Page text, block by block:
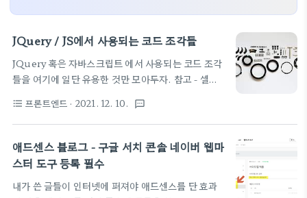
JQuery / JS에서 사용되는 코드 조각들
JQuery 혹은 자바스크립트 에서 사용되는 코드 조각
들을 여기에 일단 유용한 것만 모아두자. 참고 - 셀렉
를 읽어와서 기존 값을 유지하는 코드 함수, 그대로 가
져왔는데 왠만하면 아래 글쓴이 링크로 가서 읽어보세
요. (여긴 그냥 제 참고용으로 남겨둡니다. 설명은 원
본글에서 읽으세요 ^^;;;)
https://wayhome25.github.io/django/2017/03/01/django-
99-my-first-project-5/ // get url query string
format_list_bulleted 프론트엔드 · 2021. 12. 10. textsms
애드센스 블로그 - 구글 서치 콘솔 네이버 웹마
스터 도구 등록 필수
내가 쓴 글들이 인터넷에 퍼져야 애드센스를 단 효과